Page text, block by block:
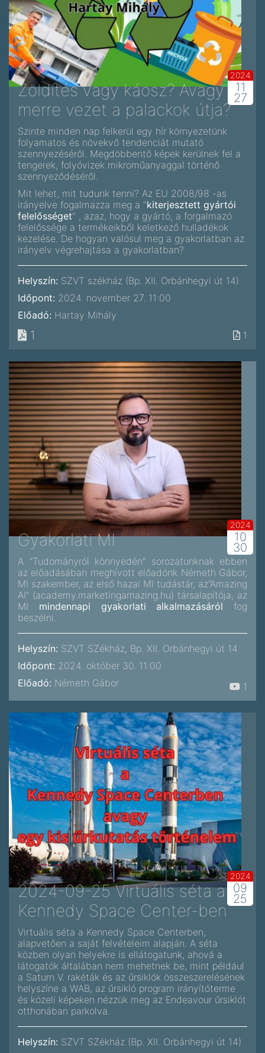
2024
11
27
Zöldítés vagy káosz? Avagy
merre vezet a palackok útja?
Szinte minden nap felkerül egy hír környezetünk
folyamatos és növekvő tendenciát mutató
szennyezéséről. Megdöbbentő képek kerülnek fel a
tengerek, folyóvizek mikroműanyaggal történő
szennyeződéséről.
Mit lehet, mit tudunk tenni? Az EU 2008/98 -as
irányelve fogalmazza meg a "kiterjesztett gyártói
felelősséget" , azaz, hogy a gyártó, a forgalmazó
felelőssége a termékeikből keletkező hulladékok
kezelése. De hogyan valósul meg a gyakorlatban az
irányelv végrehajtása a gyakorlatban?
Helyszín: SZVT székház (Bp. XII. Orbánhegyi út 14)
Időpont: 2024. november 27. 11:00
Előadó: Hartay Mihály
1 1
2024
10
30
Gyakorlati MI
A “Tudományról könnyedén” sorozatunknak ebben
az előadásában meghívott előadónk Németh Gábor,
MI szakember, az első hazai MI tudástár, az“Amazing
AI” (academy.marketingamazing.hu) társalapítója, az
MI mindennapi gyakorlati alkalmazásáról fog
beszélni.
Helyszín: SZVT SZékház, Bp. XII. Orbánhegyi út 14
Időpont: 2024. október 30. 11:00
Előadó: Németh Gábor 1
2024
09
25
2024-09-25 Virtuális séta a
Kennedy Space Center-ben
Virtuális séta a Kennedy Space Centerben,
alapvetően a saját felvételeim alapján. A séta
közben olyan helyekre is ellátogatunk, ahová a
látogatók általában nem mehetnek be, mint például
a Saturn V. rakéták és az űrsiklók összeszerelésének
helyszíne a WAB, az űrsikló program irányítóterme
és közeli képeken nézzük meg az Endeavour űrsiklót
otthonában parkolva.
Helyszín: SZVT SZékház (Bp. XII. Orbánhegyi út 14)